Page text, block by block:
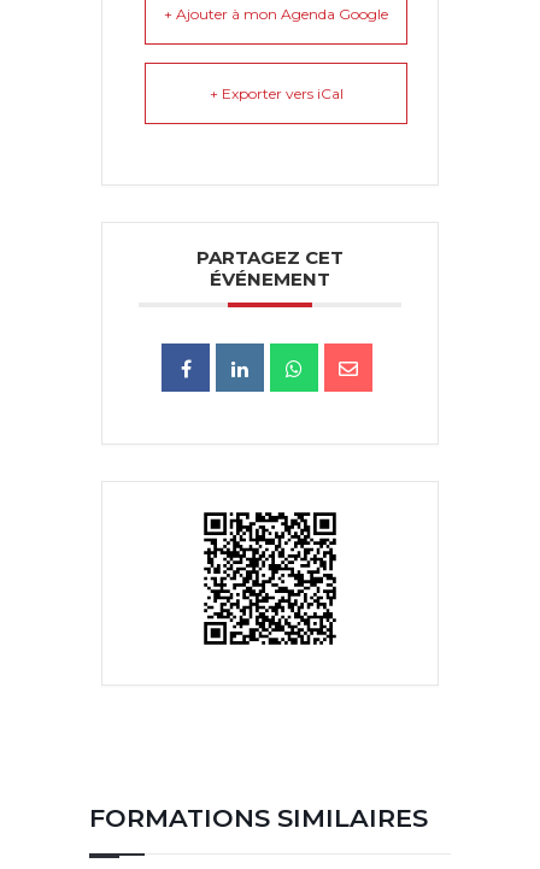
+ Ajouter à mon Agenda Google
+ Exporter vers iCal
PARTAGEZ CET
ÉVÉNEMENT
FORMATIONS SIMILAIRES